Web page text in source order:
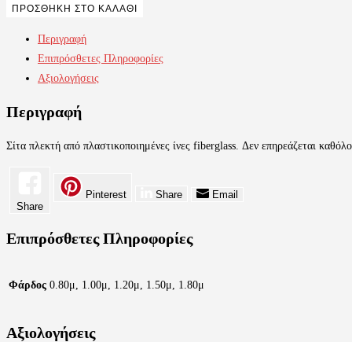
Fiberglass
Αμερικής
ποσότητα
ΠΡΟΣΘΉΚΗ ΣΤΟ ΚΑΛΆΘΙ
Περιγραφή
Επιπρόσθετες Πληροφορίες
Αξιολογήσεις
Περιγραφή
Σίτα πλεκτή από πλαστικοποιημένες ίνες fiberglass. Δεν επηρεάζεται
Share
Pinterest Share Email
Επιπρόσθετες Πληροφορίες
Φάρδος 0.80μ, 1.00μ, 1.20μ, 1.50μ, 1.80μ
Αξιολογήσεις